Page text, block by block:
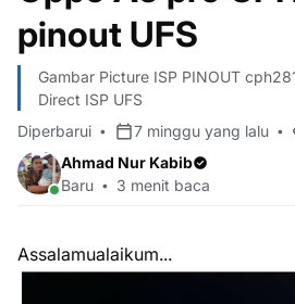
pinout UFS
Gambar Picture ISP PINOUT
Direct ISP UFS
Diperbarui
7 minggu yang lalu
Ahmad Nur Kabib
Baru
3 menit baca
Assalamualaikum...